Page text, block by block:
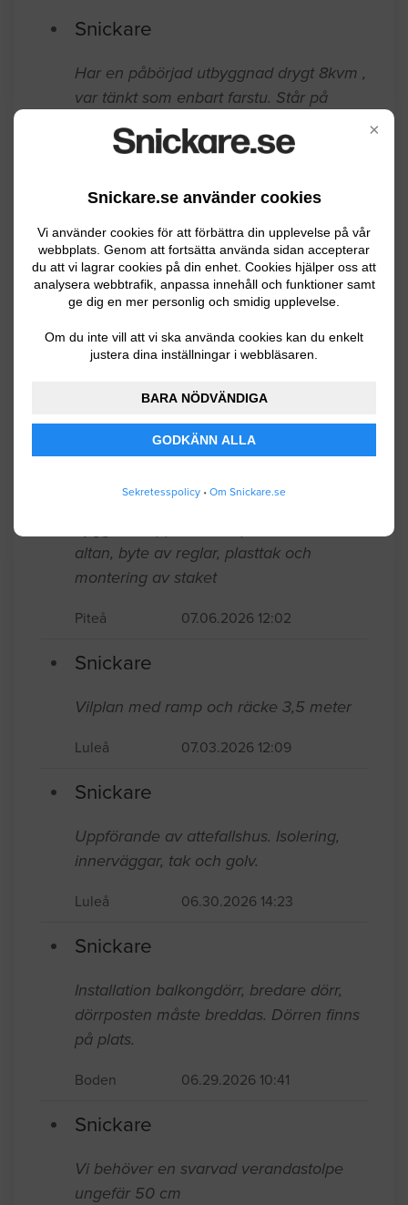
×
Snickare.se använder cookies
Vi använder cookies för att förbättra din upplevelse på vår
webbplats. Genom att fortsätta använda sidan accepterar
du att vi lagrar cookies på din enhet. Cookies hjälper oss att
analysera webbtrafik, anpassa innehåll och funktioner samt
ge dig en mer personlig och smidig upplevelse.
Om du inte vill att vi ska använda cookies kan du enkelt
justera dina inställningar i webbläsaren.
BARA NÖDVÄNDIGA
GODKÄNN ALLA
Sekretesspolicy • Om Snickare.se
Snickare
Har en påbörjad utbyggnad drygt 8kvm ,
var tänkt som enbart farstu. Står på
möjligt göra dusch/toa av halva
Snickeri / Montering
Behöver en vindslucka med stege i
Måttagning, håltagning, material(lucka)
2018, 1,5 plans villa.
07.29.2026 18:32
Snickare
altan, byte av reglar, plasttak och
montering av staket
Piteå 07.06.2026 12:02
Snickare
Vilplan med ramp och räcke 3,5 meter
Luleå 07.03.2026 12:09
Snickare
Uppförande av attefallshus. Isolering,
innerväggar, tak och golv.
Luleå 06.30.2026 14:23
Snickare
Installation balkongdörr, bredare dörr,
dörrposten måste breddas. Dörren finns
på plats.
Boden 06.29.2026 10:41
Snickare
Vi behöver en svarvad verandastolpe
ungefär 50 cm